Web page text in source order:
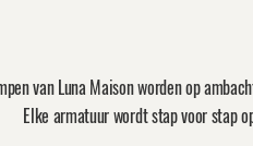
van Luna Maison worden op
Elke armatuur wordt stap voor stap